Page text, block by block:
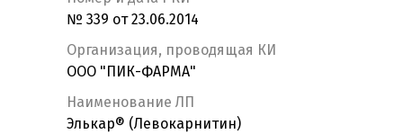
№ 339 от 23.06.2014
Организация, проводящая КИ
ООО "ПИК-ФАРМА"
Наименование ЛП
Элькар® (Левокарнитин)